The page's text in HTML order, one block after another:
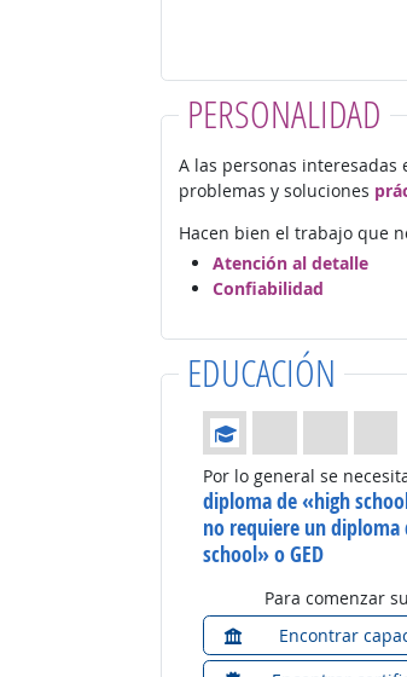
PERSONALIDAD
A las personas
problemas y soluciones
Hacen bien el trabajo que
Atención al detalle
Confiabilidad
EDUCACIÓN
Educación: (Calificación 1
Por lo general se
diploma de «high
no requiere un diploma
school» o GED
Para comenzar
Encontrar